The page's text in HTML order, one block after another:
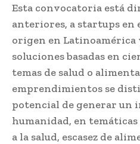
Esta convocatoria está
anteriores, a startups en
origen en Latinoamérica
soluciones basadas en
temas de salud o
emprendimientos se
potencial de generar un
humanidad, en temáticas
a la salud, escasez de